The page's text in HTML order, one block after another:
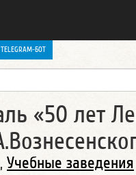
TELEGRAM-БОТ
«50 лет
, Учебные заведения